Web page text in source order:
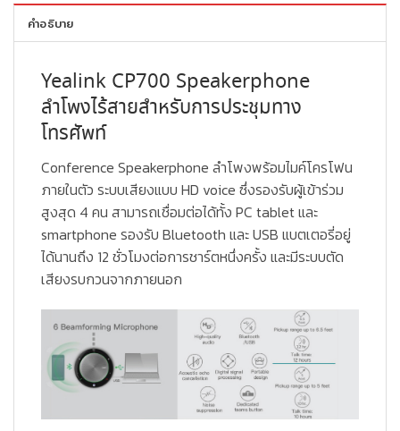
คำอธิบาย
Yealink CP700 Speakerphone
ลำโพงไร้สายสำหรับการประชุมทาง
โทรศัพท์
Conference Speakerphone ลำโพงพร้อมไมค์โครโฟน
ภายในตัว ระบบเสียงแบบ HD voice ซึ่งรองรับผู้เข้าร่วม
สูงสุด 4 คน สามารถเชื่อมต่อได้ทั้ง PC tablet และ
smartphone รองรับ Bluetooth และ USB แบตเตอรี่อยู่
ได้นานถึง 12 ชั่วโมงต่อการชาร์ตหนึ่งครั้ง และมีระบบตัด
เสียงรบกวนจากภายนอก